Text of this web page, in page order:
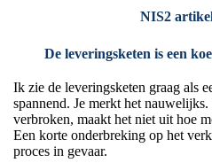
NIS2
De leveringsketen is een
Ik zie de leveringsketen graag als
spannend. Je merkt het
verbroken, maakt het niet uit hoe
Een korte onderbreking op het
proces in gevaar.